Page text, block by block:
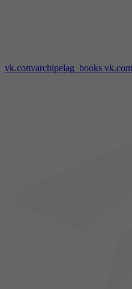
vk.com/archipelag_books